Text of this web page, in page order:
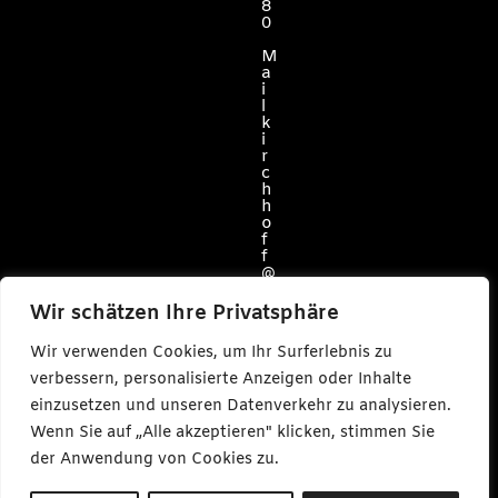
Wir schätzen Ihre Privatsphäre
Wir verwenden Cookies, um Ihr Surferlebnis zu
verbessern, personalisierte Anzeigen oder Inhalte
einzusetzen und unseren Datenverkehr zu analysieren.
Wenn Sie auf „Alle akzeptieren" klicken, stimmen Sie
der Anwendung von Cookies zu.
8
0
M
a
i
l
k
i
r
c
h
h
o
f
f
@
a
r
m
a
k
e
s
m
e
i